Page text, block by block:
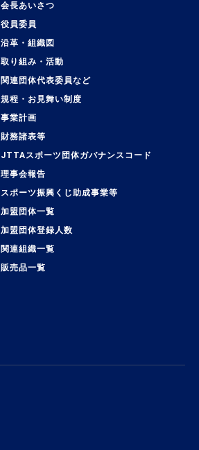
会長あいさつ
役員委員
沿革・組織図
取り組み・活動
関連団体代表委員など
規程・お見舞い制度
事業計画
財務諸表等
JTTAスポーツ団体ガバナンスコード
理事会報告
スポーツ振興くじ助成事業等
加盟団体一覧
加盟団体登録人数
関連組織一覧
販売品一覧